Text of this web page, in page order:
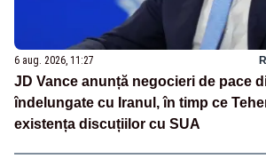
6 aug. 2026, 11:27
JD Vance anunță negocieri de pace
îndelungate cu Iranul, în timp ce
existența discuțiilor cu SUA